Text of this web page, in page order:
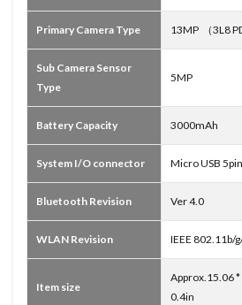
Primary Camera Type 13MP （3L8
Sub Camera Sensor
Type
5MP
Battery Capacity 3000mAh
System I/O connector Micro USB
Bluetooth Revision Ver 4.0
WLAN Revision IEEE 802.11b/
Item size
Approx.15.06 *
0.4in